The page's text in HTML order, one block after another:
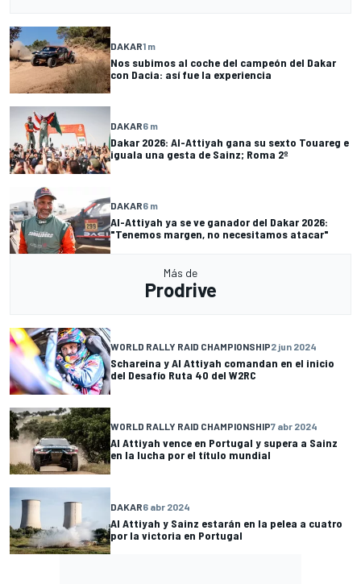
DAKAR1 m
Nos subimos al coche del campeón del Dakar
con Dacia: así fue la experiencia
DAKAR6 m
Dakar 2026: Al-Attiyah gana su sexto Touareg e
iguala una gesta de Sainz; Roma 2º
DAKAR6 m
Al-Attiyah ya se ve ganador del Dakar 2026:
"Tenemos margen, no necesitamos atacar"
Más de
Prodrive
WORLD RALLY RAID CHAMPIONSHIP2 jun 2024
Schareina y Al Attiyah comandan en el inicio
del Desafío Ruta 40 del W2RC
WORLD RALLY RAID CHAMPIONSHIP7 abr 2024
Al Attiyah vence en Portugal y supera a Sainz
en la lucha por el título mundial
DAKAR6 abr 2024
Al Attiyah y Sainz estarán en la pelea a cuatro
por la victoria en Portugal